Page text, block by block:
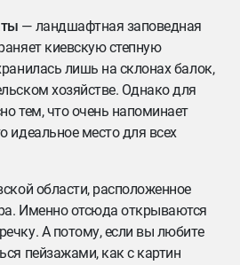
— ландшафтная заповедная
киевскую степную
лишь на склонах балок,
хозяйстве. Однако для
тем, что очень напоминает
идеальное место для всех
области, расположенное
Именно отсюда открываются
А потому, если вы любите
пейзажами, как с картин